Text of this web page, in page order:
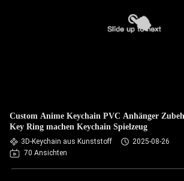
Custom Anime Keychain PVC Anhänger
Key Ring machen Keychain Spielzeug
3D-Keychain aus Kunststoff
2025-08-26
70 Ansichten